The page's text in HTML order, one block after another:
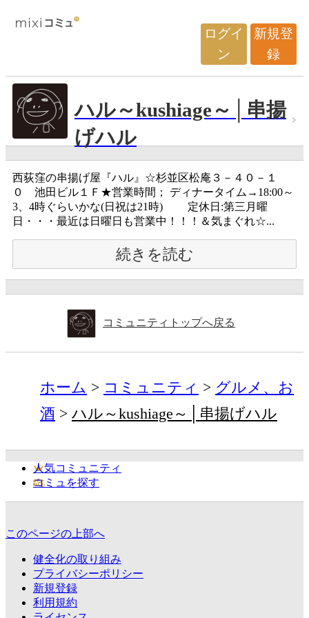
ログイ
ン
新規登
録
ハル～kushiage～│串揚
げハル
西荻窪の串揚げ屋『ハル』☆杉並区松庵３－４０－１
０ 池田ビル１Ｆ★営業時間； ディナータイム→18:00～
3、4時ぐらいかな(日祝は21時) 定休日:第三月曜
日・・・最近は日曜日も営業中！！！＆気まぐれ☆...
続きを読む
コミュニティトップへ戻る
ホーム コミュニティ
グルメ、お
酒
ハル～kushiage～│串揚げハル
人気コミュニティ
コミュを探す
このページの上部へ
健全化の取り組み
プライバシーポリシー
新規登録
利用規約